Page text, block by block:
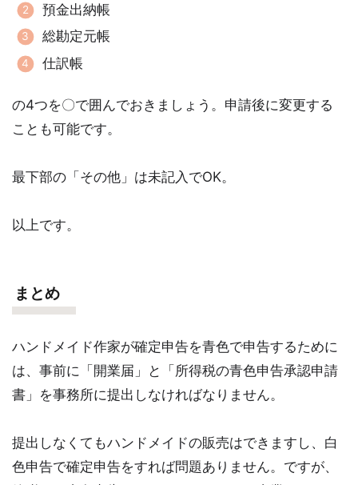
預金出納帳
総勘定元帳
仕訳帳
の4つを〇で囲んでおきましょう。申請後に変更する
ことも可能です。
最下部の「その他」は未記入でOK。
以上です。
まとめ
ハンドメイド作家が確定申告を青色で申告するために
は、事前に「開業届」と「所得税の青色申告承認申請
書」を事務所に提出しなければなりません。
提出しなくてもハンドメイドの販売はできますし、白
色申告で確定申告をすれば問題ありません。ですが、